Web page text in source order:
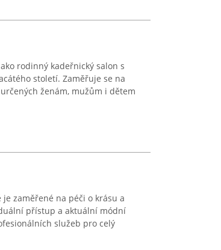
rodinný kadeřnický salon s
století. Zaměřuje se na
ženám, mužům i dětem
zaměřené na péči o krásu a
přístup a aktuální módní
služeb pro celý